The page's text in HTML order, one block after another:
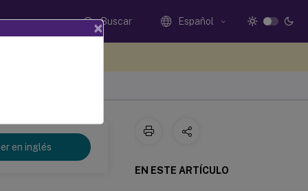
Buscar Español
en inglés
EN ESTE ARTÍCULO
×